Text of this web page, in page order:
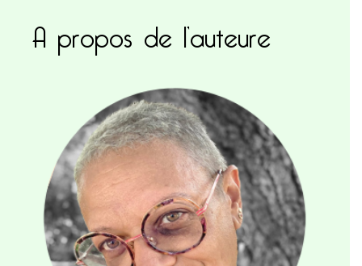
A propos de l’auteure